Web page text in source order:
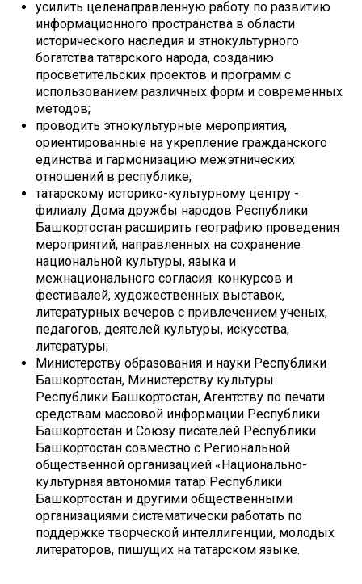
усилить целенаправленную работу по развитию
информационного пространства в области
исторического наследия и этнокультурного
богатства татарского народа, созданию
просветительских проектов и программ с
использованием различных форм и современных
методов;
проводить этнокультурные мероприятия,
ориентированные на укрепление гражданского
единства и гармонизацию межэтнических
отношений в республике;
татарскому историко-культурному центру -
филиалу Дома дружбы народов Республики
Башкортостан расширить географию проведения
мероприятий, направленных на сохранение
национальной культуры, языка и
межнационального согласия: конкурсов и
фестивалей, художественных выставок,
литературных вечеров с привлечением ученых,
педагогов, деятелей культуры, искусства,
литературы;
Министерству образования и науки Республики
Башкортостан, Министерству культуры
Республики Башкортостан, Агентству по печати
средствам массовой информации Республики
Башкортостан и Союзу писателей Республики
Башкортостан совместно с Региональной
общественной организацией «Национально-
культурная автономия татар Республики
Башкортостан и другими общественными
организациями систематически работать по
поддержке творческой интеллигенции, молодых
литераторов, пишущих на татарском языке.